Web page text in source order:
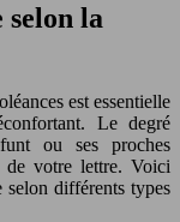
selon la
est essentielle
Le degré
ou ses proches
de votre lettre. Voici
selon différents types